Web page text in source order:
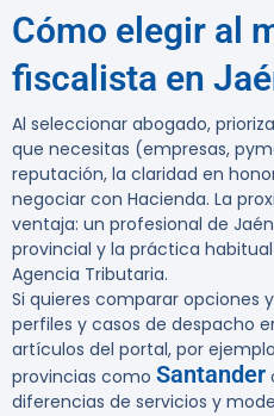
Cómo elegir al
fiscalista en
Al seleccionar abogado,
que necesitas (empresas,
reputación, la claridad en
negociar con Hacienda. La
ventaja: un profesional de
provincial y la práctica
Agencia Tributaria.
Si quieres comparar opciones
perfiles y casos de despacho
artículos del portal, por
provincias como Santander
diferencias de servicios y